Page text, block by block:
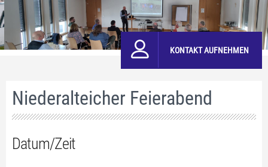
KONTAKT AUFNEHMEN
Niederalteicher Feierabend
Datum/Zeit